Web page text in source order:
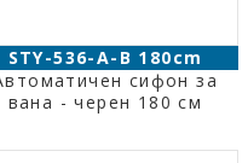
STY-536-A-B 180cm
сифон за
вана - черен 180 см